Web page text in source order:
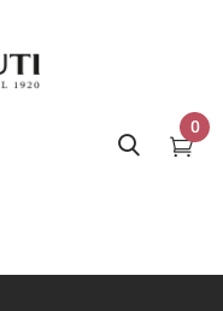
0